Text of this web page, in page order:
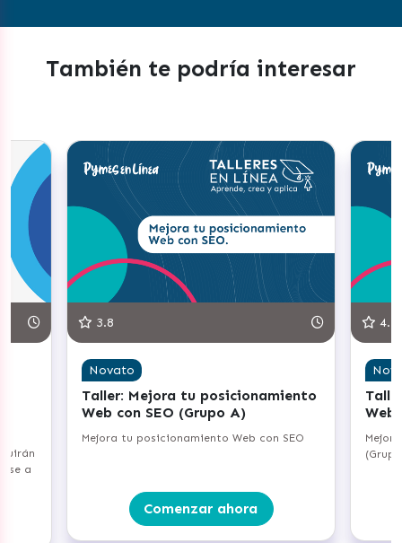
También te podría interesar
a
3.8
Novato
Taller: Mejora tu posicionamiento
Web con SEO (Grupo A)
Mejora tu posicionamiento Web con SEO
Comenzar ahora
4.3
Web